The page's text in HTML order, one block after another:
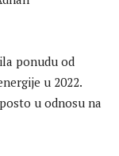
ponudu od
u 2022.
u odnosu na